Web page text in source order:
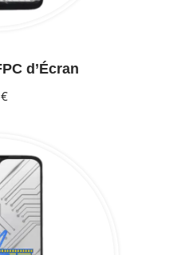
d’Écran